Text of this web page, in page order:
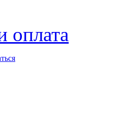
оплата